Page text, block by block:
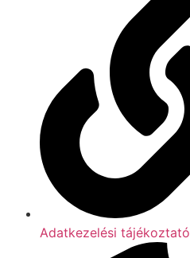
Adatkezelési tájékoztató